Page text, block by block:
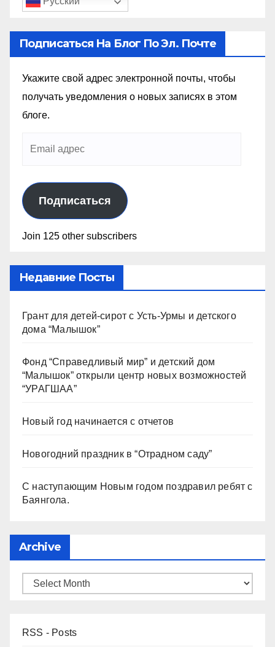
Подписаться На Блог По Эл. Почте
Укажите свой адрес электронной почты, чтобы
получать уведомления о новых записях в этом
блоге.
Подписаться
Join 125 other subscribers
Недавние Посты
Грант для детей-сирот с Усть-Урмы и детского
дома “Малышок”
Фонд “Справедливый мир” и детский дом
“Малышок” открыли центр новых возможностей
“УРАГШАА”
Новый год начинается с отчетов
Новогодний праздник в “Отрадном саду”
С наступающим Новым годом поздравил ребят с
Баянгола.
Archive
RSS - Posts